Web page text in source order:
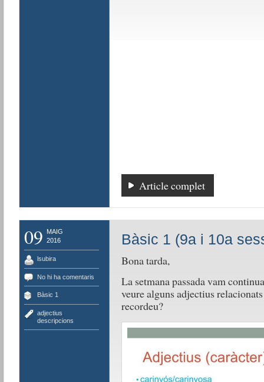
Article complet
09
MAIG
2016
lsubira
No hi ha comentaris
Bàsic 1
adjectius
descripcions
Bàsic 1 (9a i 10a
Bona tarda,
La setmana passada vam
veure alguns adjectius
recordeu?